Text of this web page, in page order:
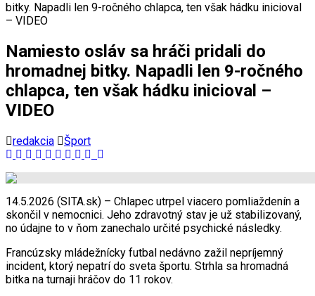
bitky. Napadli len 9-ročného chlapca, ten však hádku inicioval
– VIDEO
Namiesto osláv sa hráči pridali do
hromadnej bitky. Napadli len 9-ročného
chlapca, ten však hádku inicioval –
VIDEO
redakcia Šport
14.5.2026 (SITA.sk) – Chlapec utrpel viacero pomliaždenín a
skončil v nemocnici. Jeho zdravotný stav je už stabilizovaný,
no údajne to v ňom zanechalo určité psychické následky.
Francúzsky mládežnícky futbal nedávno zažil nepríjemný
incident, ktorý nepatrí do sveta športu. Strhla sa hromadná
bitka na turnaji hráčov do 11 rokov.